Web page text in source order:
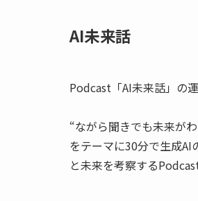
AI未来話
Podcast「AI未来話」の運
“ながら聞きでも未来が
をテーマに30分で生成
と未来を考察する